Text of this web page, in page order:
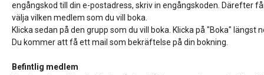
engångskod till din e-postadress, skriv in engångskoden. Därefter
välja vilken medlem som du vill boka.
Klicka sedan på den grupp som du vill boka. Klicka på "Boka" längst
Du kommer att få ett mail som bekräftelse på din bokning.
Befintlig medlem